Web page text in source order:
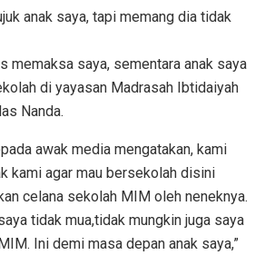
anak saya, tapi memang dia tidak
memaksa saya, sementara anak saya
di yayasan Madrasah Ibtidaiyah
Nanda.
awak media mengatakan, kami
kami agar mau bersekolah disini
celana sekolah MIM oleh neneknya.
tidak mua,tidak mungkin juga saya
Ini demi masa depan anak saya,”